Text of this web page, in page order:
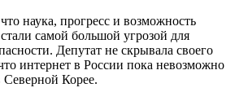
наука, прогресс и возможность
самой большой угрозой для
Депутат не скрывала своего
интернет в России пока невозможно
Северной Корее.